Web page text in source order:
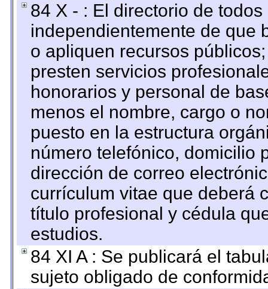
84 X - : El directorio de
independientemente de que
o apliquen recursos
presten servicios
honorarios y personal de
menos el nombre, cargo o
puesto en la estructura
número telefónico, domicilio
dirección de correo
currículum vitae que deberá
título profesional y cédula
estudios.
84 XI A : Se publicará el
sujeto obligado de